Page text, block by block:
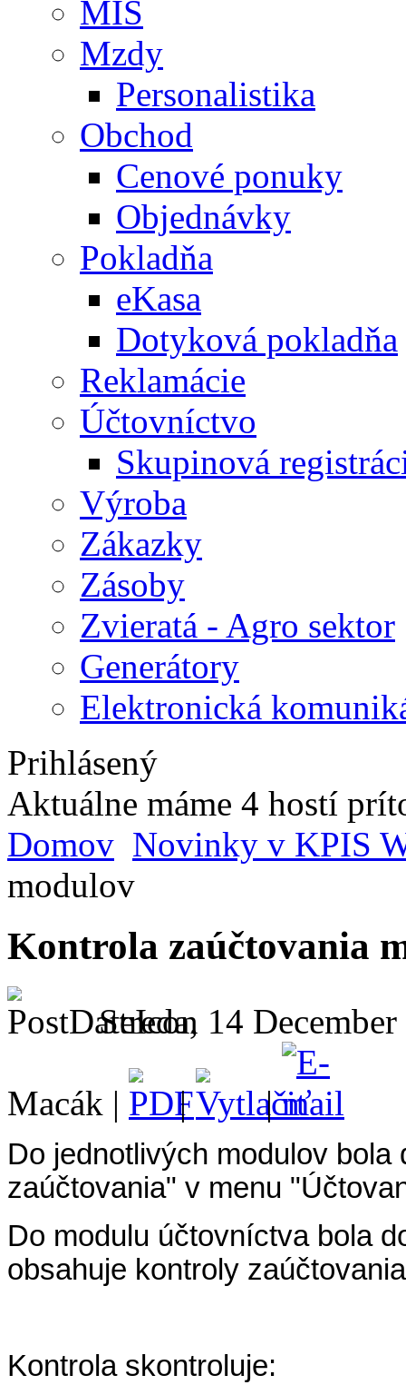
MIS
Mzdy
Personalistika
Obchod
Cenové ponuky
Objednávky
Pokladňa
eKasa
Dotyková pokladňa
Reklamácie
Účtovníctvo
Skupinová
Výroba
Zákazky
Zásoby
Zvieratá - Agro sektor
Generátory
Elektronická
Prihlásený
Aktuálne máme 4 hostí
Domov Novinky v KPIS
modulov
Kontrola zaúčtovania
Streda, 14
Macák | | |
Do jednotlivých modulov
zaúčtovania" v menu
Do modulu účtovníctva bola
obsahuje kontroly
Kontrola skontroluje: